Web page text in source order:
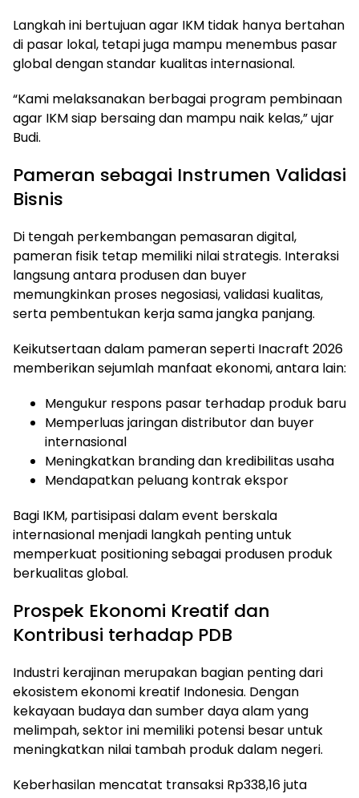
Langkah ini bertujuan agar IKM tidak hanya bertahan
di pasar lokal, tetapi juga mampu menembus pasar
global dengan standar kualitas internasional.
“Kami melaksanakan berbagai program pembinaan
agar IKM siap bersaing dan mampu naik kelas,” ujar
Budi.
Pameran sebagai Instrumen Validasi
Bisnis
Di tengah perkembangan pemasaran digital,
pameran fisik tetap memiliki nilai strategis. Interaksi
langsung antara produsen dan buyer
memungkinkan proses negosiasi, validasi kualitas,
serta pembentukan kerja sama jangka panjang.
Keikutsertaan dalam pameran seperti Inacraft 2026
memberikan sejumlah manfaat ekonomi, antara lain:
Mengukur respons pasar terhadap produk baru
Memperluas jaringan distributor dan buyer
internasional
Meningkatkan branding dan kredibilitas usaha
Mendapatkan peluang kontrak ekspor
Bagi IKM, partisipasi dalam event berskala
internasional menjadi langkah penting untuk
memperkuat positioning sebagai produsen produk
berkualitas global.
Prospek Ekonomi Kreatif dan
Kontribusi terhadap PDB
Industri kerajinan merupakan bagian penting dari
ekosistem ekonomi kreatif Indonesia. Dengan
kekayaan budaya dan sumber daya alam yang
melimpah, sektor ini memiliki potensi besar untuk
meningkatkan nilai tambah produk dalam negeri.
Keberhasilan mencatat transaksi Rp338,16 juta